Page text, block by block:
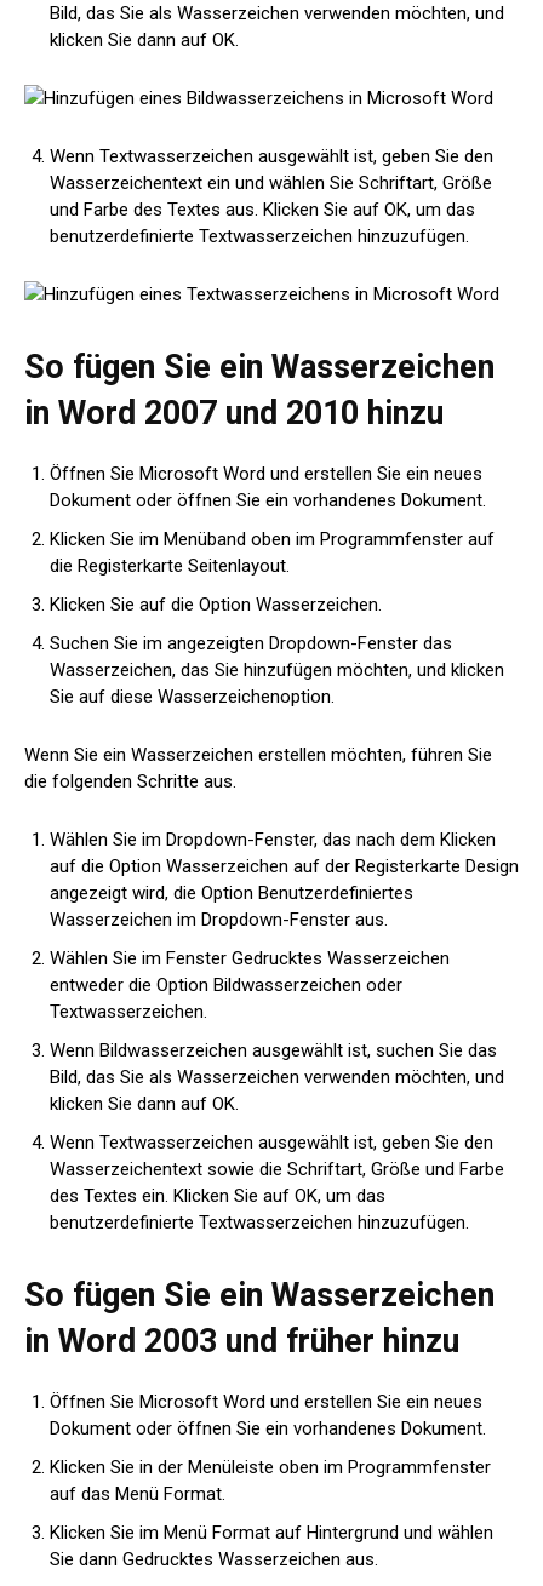
Bild, das Sie als Wasserzeichen verwenden möchten, und
klicken Sie dann auf OK.
Wenn Textwasserzeichen ausgewählt ist, geben Sie den
Wasserzeichentext ein und wählen Sie Schriftart, Größe
und Farbe des Textes aus. Klicken Sie auf OK, um das
benutzerdefinierte Textwasserzeichen hinzuzufügen.
So fügen Sie ein Wasserzeichen
in Word 2007 und 2010 hinzu
Öffnen Sie Microsoft Word und erstellen Sie ein neues
Dokument oder öffnen Sie ein vorhandenes Dokument.
Klicken Sie im Menüband oben im Programmfenster auf
die Registerkarte Seitenlayout.
Klicken Sie auf die Option Wasserzeichen.
Suchen Sie im angezeigten Dropdown-Fenster das
Wasserzeichen, das Sie hinzufügen möchten, und klicken
Sie auf diese Wasserzeichenoption.
Wenn Sie ein Wasserzeichen erstellen möchten, führen Sie
die folgenden Schritte aus.
Wählen Sie im Dropdown-Fenster, das nach dem Klicken
auf die Option Wasserzeichen auf der Registerkarte Design
angezeigt wird, die Option Benutzerdefiniertes
Wasserzeichen im Dropdown-Fenster aus.
Wählen Sie im Fenster Gedrucktes Wasserzeichen
entweder die Option Bildwasserzeichen oder
Textwasserzeichen.
Wenn Bildwasserzeichen ausgewählt ist, suchen Sie das
Bild, das Sie als Wasserzeichen verwenden möchten, und
klicken Sie dann auf OK.
Wenn Textwasserzeichen ausgewählt ist, geben Sie den
Wasserzeichentext sowie die Schriftart, Größe und Farbe
des Textes ein. Klicken Sie auf OK, um das
benutzerdefinierte Textwasserzeichen hinzuzufügen.
So fügen Sie ein Wasserzeichen
in Word 2003 und früher hinzu
Öffnen Sie Microsoft Word und erstellen Sie ein neues
Dokument oder öffnen Sie ein vorhandenes Dokument.
Klicken Sie in der Menüleiste oben im Programmfenster
auf das Menü Format.
Klicken Sie im Menü Format auf Hintergrund und wählen
Sie dann Gedrucktes Wasserzeichen aus.